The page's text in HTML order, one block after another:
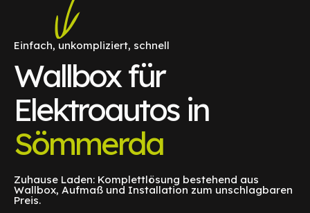
Einfach, unkompliziert, schnell
Wallbox für
Elektroautos in
Sömmerda
Zuhause Laden: Komplettlösung bestehend aus
Wallbox, Aufmaß und Installation zum unschlagbaren
Preis.